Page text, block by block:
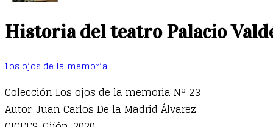
Historia del teatro Palacio
Los ojos de la memoria
Colección Los ojos de la memoria Nº 23
Autor: Juan Carlos De la Madrid Álvarez